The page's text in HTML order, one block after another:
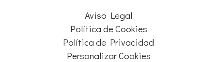
Aviso Legal
Política de Cookies
Política de Privacidad
Personalizar Cookies